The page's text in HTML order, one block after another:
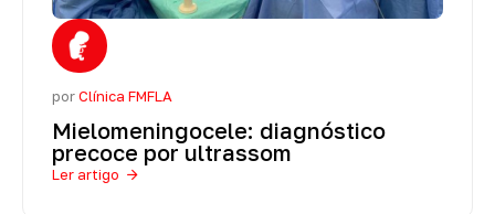
porClínica FMFLA
Mielomeningocele: diagnóstico
precoce por ultrassom
Ler artigo